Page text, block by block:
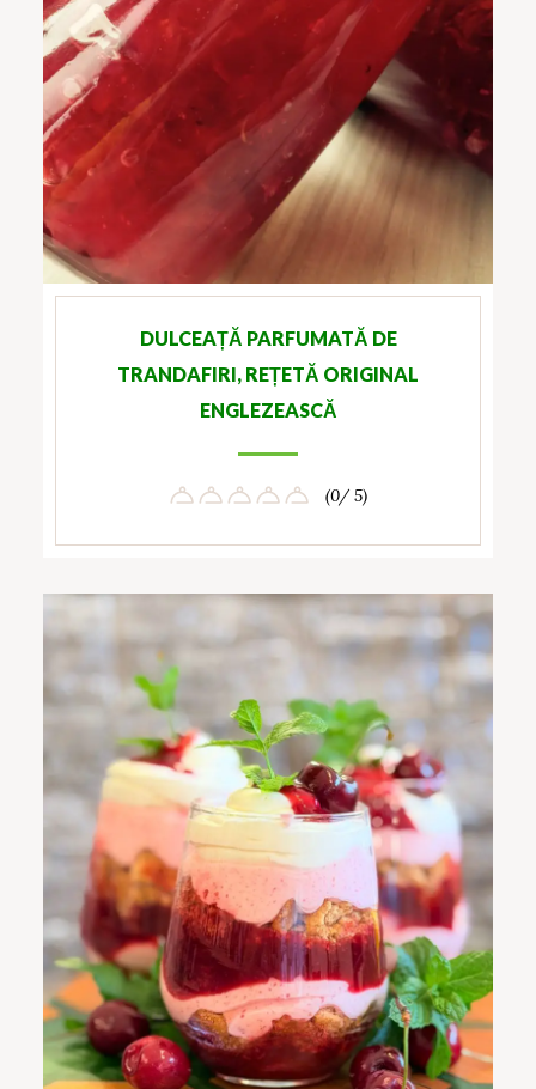
DULCEAȚĂ PARFUMATĂ DE
TRANDAFIRI, REȚETĂ ORIGINAL
ENGLEZEASCĂ
(0/ 5)